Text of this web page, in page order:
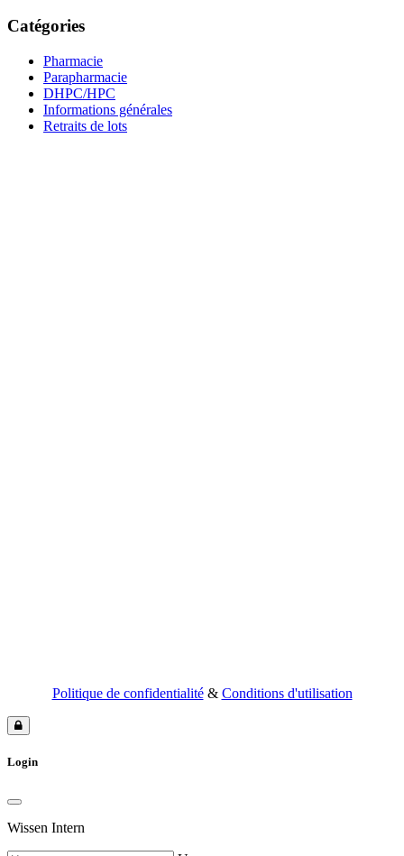
Catégories
Pharmacie
Parapharmacie
DHPC/HPC
Informations générales
Retraits de lots
Politique de confidentialité& Conditions d'utilisation
Login
Wissen Intern